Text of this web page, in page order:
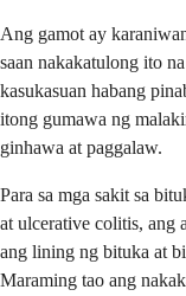
Ang gamot ay
saan nakakatulong ito
kasukasuan habang
itong gumawa ng
ginhawa at paggalaw.
Para sa mga sakit sa
at ulcerative colitis, ang
ang lining ng bituka at
Maraming tao ang